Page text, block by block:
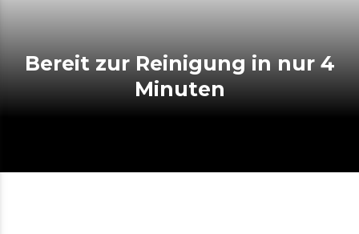
Bereit zur Reinigung in nur 4
Minuten